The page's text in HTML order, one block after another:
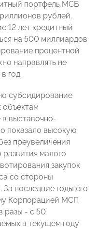
портфель МСБ
рублей.
12 лет кредитный
на 500 миллиардов
процентной
направлять не
год.
субсидирование
объектам
в выставочно-
показало высокую
преувеличения
развития малого
закупок
со стороны
последние годы его
Корпорацией МСП
разы - с 50
в текущем году